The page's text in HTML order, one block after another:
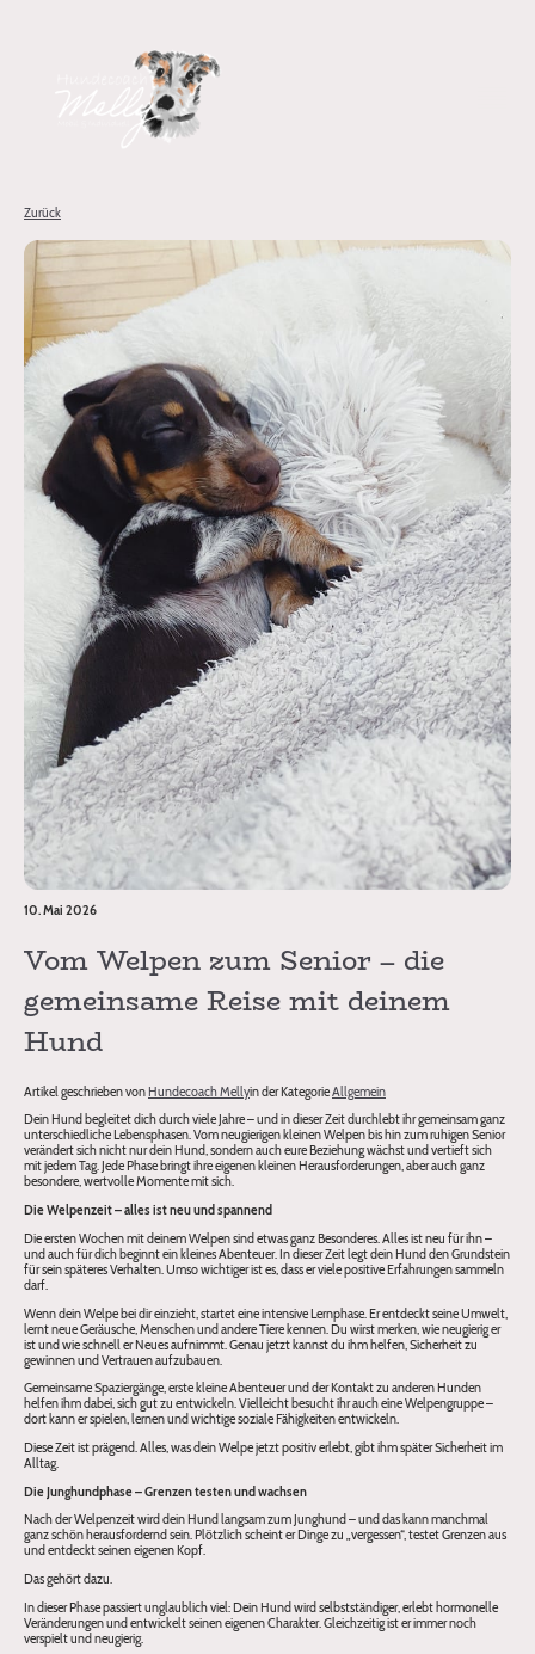
Zurück
10. Mai 2026
Vom Welpen zum Senior – die
gemeinsame Reise mit deinem
Hund
Artikel geschrieben vonHundecoach Mellyin der KategorieAllgemein
Dein Hund begleitet dich durch viele Jahre – und in dieser Zeit durchlebt ihr gemeinsam ganz
unterschiedliche Lebensphasen. Vom neugierigen kleinen Welpen bis hin zum ruhigen Senior
verändert sich nicht nur dein Hund, sondern auch eure Beziehung wächst und vertieft sich
mit jedem Tag. Jede Phase bringt ihre eigenen kleinen Herausforderungen, aber auch ganz
besondere, wertvolle Momente mit sich.
Die Welpenzeit – alles ist neu und spannend
Die ersten Wochen mit deinem Welpen sind etwas ganz Besonderes. Alles ist neu für ihn –
und auch für dich beginnt ein kleines Abenteuer. In dieser Zeit legt dein Hund den Grundstein
für sein späteres Verhalten. Umso wichtiger ist es, dass er viele positive Erfahrungen sammeln
darf.
Wenn dein Welpe bei dir einzieht, startet eine intensive Lernphase. Er entdeckt seine Umwelt,
lernt neue Geräusche, Menschen und andere Tiere kennen. Du wirst merken, wie neugierig er
ist und wie schnell er Neues aufnimmt. Genau jetzt kannst du ihm helfen, Sicherheit zu
gewinnen und Vertrauen aufzubauen.
Gemeinsame Spaziergänge, erste kleine Abenteuer und der Kontakt zu anderen Hunden
helfen ihm dabei, sich gut zu entwickeln. Vielleicht besucht ihr auch eine Welpengruppe –
dort kann er spielen, lernen und wichtige soziale Fähigkeiten entwickeln.
Diese Zeit ist prägend. Alles, was dein Welpe jetzt positiv erlebt, gibt ihm später Sicherheit im
Alltag.
Die Junghundphase – Grenzen testen und wachsen
Nach der Welpenzeit wird dein Hund langsam zum Junghund – und das kann manchmal
ganz schön herausfordernd sein. Plötzlich scheint er Dinge zu „vergessen“, testet Grenzen aus
und entdeckt seinen eigenen Kopf.
Das gehört dazu.
In dieser Phase passiert unglaublich viel: Dein Hund wird selbstständiger, erlebt hormonelle
Veränderungen und entwickelt seinen eigenen Charakter. Gleichzeitig ist er immer noch
verspielt und neugierig.